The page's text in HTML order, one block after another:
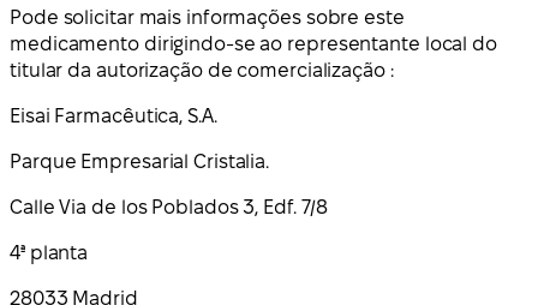
Pode solicitar mais informações sobre este
medicamento dirigindo-se ao representante local do
titular da autorização de comercialização :
Eisai Farmacêutica, S.A.
Parque Empresarial Cristalia.
Calle Via de los Poblados 3, Edf. 7/8
4ª planta
28033 Madrid